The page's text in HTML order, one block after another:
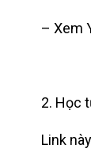
– Xem
2. Học
Link